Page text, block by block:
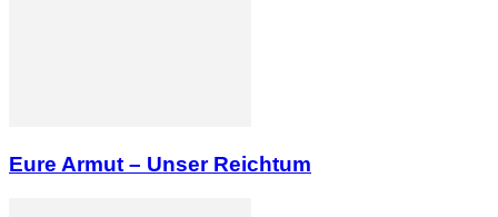
Eure Armut – Unser Reichtum